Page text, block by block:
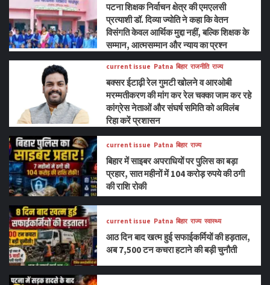
पटना शिक्षक निर्वाचन क्षेत्र की एमएलसी
प्रत्याशी डॉ. दिव्या ज्योति ने कहा कि वेतन
विसंगति केवल आर्थिक मुद्दा नहीं, बल्कि शिक्षक के
सम्मान, आत्मसम्मान और न्याय का प्रश्न
current issue Patna बिहार राजनीति राज्य
बक्सर ईटाढ़ी रेल गुमटी खोलने व आरओबी
मरम्मतीकरण की मांग कर रेल चक्का जाम कर रहे
कांग्रेस नेताओं और संघर्ष समिति को अविलंब
रिहा करें प्रशासन
current issue Patna बिहार राज्य
बिहार में साइबर अपराधियों पर पुलिस का बड़ा
प्रहार, सात महीनों में 104 करोड़ रुपये की ठगी
की राशि रोकी
current issue Patna बिहार राज्य स्वास्थ्य
आठ दिन बाद खत्म हुई सफाईकर्मियों की हड़ताल,
अब 7,500 टन कचरा हटाने की बड़ी चुनौती